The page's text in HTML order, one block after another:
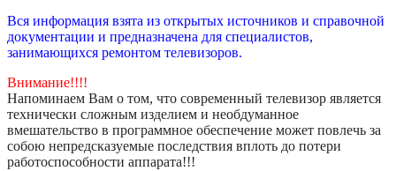
Вся информация взята из открытых источников и справочной
документации и предназначена для специалистов,
занимающихся ремонтом телевизоров.
Внимание!!!!
Напоминаем Вам о том, что современный телевизор является
технически сложным изделием и необдуманное
вмешательство в программное обеспечение может повлечь за
собою непредсказуемые последствия вплоть до потери
работоспособности аппарата!!!